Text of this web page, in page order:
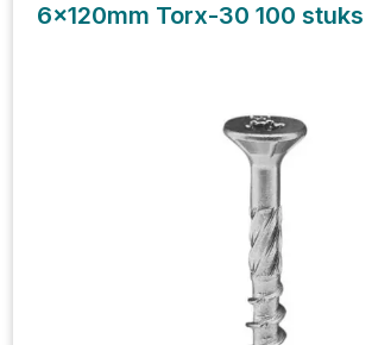
6x120mm Torx-30100 stuks